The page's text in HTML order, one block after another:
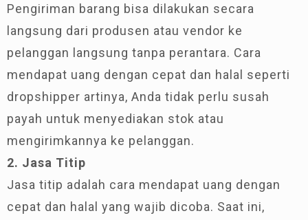
Pengiriman barang bisa dilakukan secara
langsung dari produsen atau vendor ke
pelanggan langsung tanpa perantara. Cara
mendapat uang dengan cepat dan halal seperti
dropshipper artinya, Anda tidak perlu susah
payah untuk menyediakan stok atau
mengirimkannya ke pelanggan.
2. Jasa Titip
Jasa titip adalah cara mendapat uang dengan
cepat dan halal yang wajib dicoba. Saat ini,